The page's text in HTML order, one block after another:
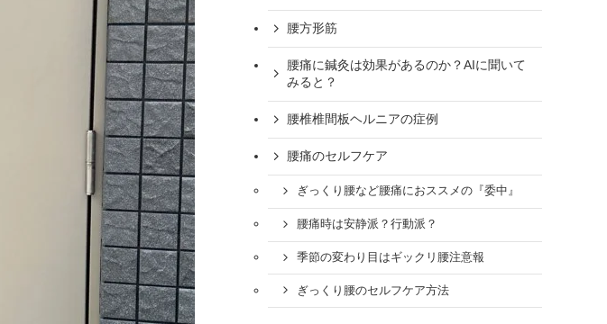
腰方形筋
腰痛に鍼灸は効果があるのか？AIに聞いて
みると？
腰椎椎間板ヘルニアの症例
腰痛のセルフケア
ぎっくり腰など腰痛におススメの『委中』
腰痛時は安静派？行動派？
季節の変わり目はギックリ腰注意報
ぎっくり腰のセルフケア方法